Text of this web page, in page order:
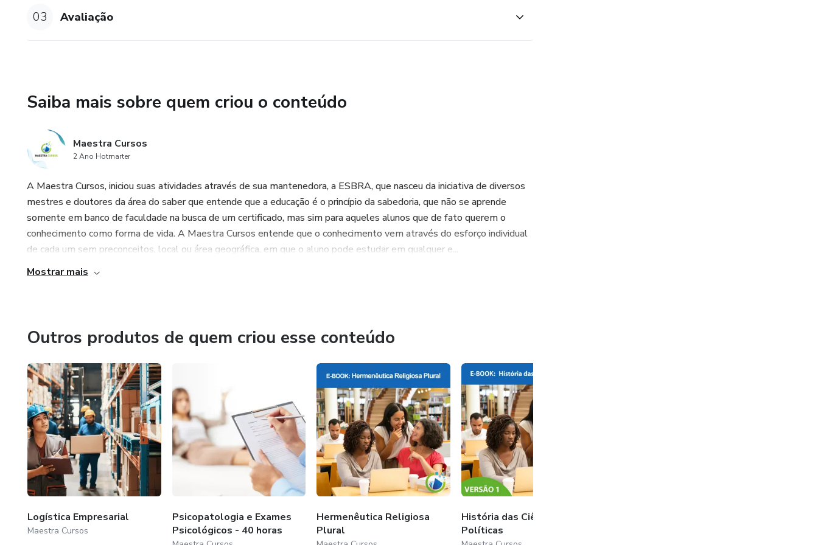
impacto da carência afetiva e da ruptura do núcleo familiar.
e classificação dos maus-tratos.
fortalecer a autoestima dos alunos.
• Êxitos e Fracassos na Aprendizagem: Influências cognitivas e ontogenéticas no
desenvolvimento do autoconceito; Formação do sentimento de identidade.
de pensamento e linguagem; Estratégias de intervenção educacional e educação
compensatória.
03 Avaliação
Saiba mais sobre quem criou o conteúdo
Maestra Cursos
2 Ano Hotmarter
A Maestra Cursos, iniciou suas atividades através de sua mantenedora, a ESBRA, que nasceu da iniciativa de diversos
mestres e doutores da área do saber que entende que a educação é o princípio da sabedoria, que não se aprende
somente em banco de faculdade na busca de um certificado, mas sim para aqueles alunos que de fato querem o
conhecimento como forma de vida. A Maestra Cursos entende que o conhecimento vem através do esforço individual
de cada um sem preconceitos, local ou área geográfica, em que o aluno pode estudar em qualquer e...
Mostrar mais
Outros produtos de quem criou esse conteúdo
Logística Empresarial
Maestra Cursos
Psicopatologia e Exames
Psicológicos - 40 horas
Hermenêutica Religiosa
Plural
História das Ciências
Políticas